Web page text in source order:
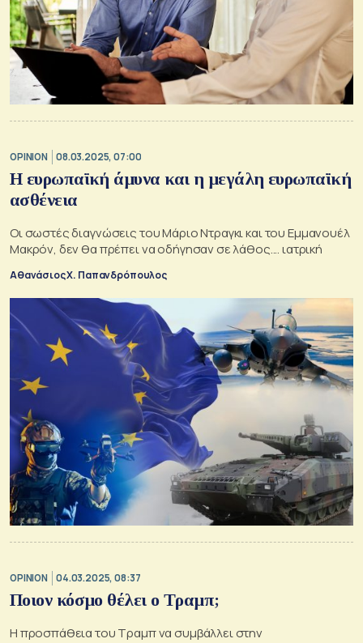
OPINION 08.03.2025, 07:00
Η ευρωπαϊκή άμυνα και η μεγάλη ευρωπαϊκή
ασθένεια
Οι σωστές διαγνώσεις του Μάριο Ντραγκι και του Εμμανουέλ
Μακρόν, δεν θα πρέπει να οδήγησαν σε λάθος.... ιατρική
Αθανάσιος Χ. Παπανδρόπουλος
OPINION 04.03.2025, 08:37
Ποιον κόσμο θέλει ο Τραμπ;
Η προσπάθεια του Τραμπ να συμβάλλει στην